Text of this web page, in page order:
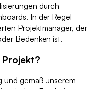
durch
In der Regel
Projektmanager, der
Bedenken ist.
Projekt?
und gemäß unserem